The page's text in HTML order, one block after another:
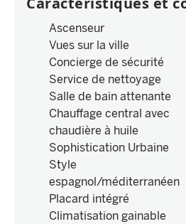
Ascenseur
Vues sur la ville
Concierge de sécurité
Service de nettoyage
Salle de bain attenante
Chauffage central avec
chaudière à huile
Sophistication Urbaine
Style
espagnol/méditerranéen
Placard intégré
Climatisation gainable